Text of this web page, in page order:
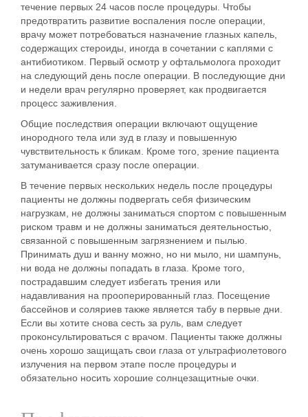
течение первых 24 часов после процедуры. Чтобы
предотвратить развитие воспаления после операции,
врачу может потребоваться назначение глазных капель,
содержащих стероиды, иногда в сочетании с каплями с
антибиотиком. Первый осмотр у офтальмолога проходит
на следующий день после операции. В последующие дни
и недели врач регулярно проверяет, как продвигается
процесс заживления.
Общие последствия операции включают ощущение
инородного тела или зуд в глазу и повышенную
чувствительность к бликам. Кроме того, зрение пациента
затуманивается сразу после операции.
В течение первых нескольких недель после процедуры
пациенты не должны подвергать себя физическим
нагрузкам, не должны заниматься спортом с повышенным
риском травм и не должны заниматься деятельностью,
связанной с повышенным загрязнением и пылью.
Принимать душ и ванну можно, но ни мыло, ни шампунь,
ни вода не должны попадать в глаза. Кроме того,
пострадавшим следует избегать трения или
надавливания на прооперированный глаз. Посещение
бассейнов и соляриев также является табу в первые дни.
Если вы хотите снова сесть за руль, вам следует
проконсультироваться с врачом. Пациенты также должны
очень хорошо защищать свои глаза от ультрафиолетового
излучения на первом этапе после процедуры и
обязательно носить хорошие солнцезащитные очки.